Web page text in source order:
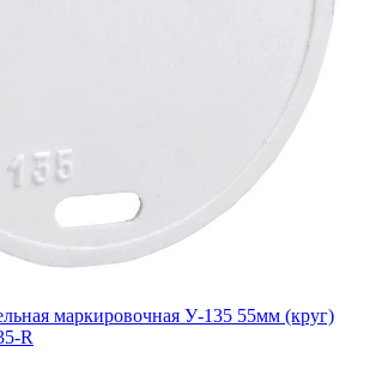
маркировочная У-135 55мм (круг)
R